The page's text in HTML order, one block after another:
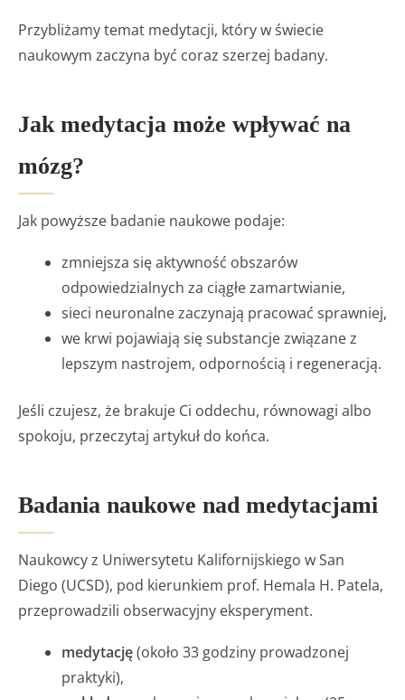
Przybliżamy temat medytacji, który w świecie
naukowym zaczyna być coraz szerzej badany.
Jak medytacja może wpływać na
mózg?
Jak powyższe badanie naukowe podaje:
zmniejsza się aktywność obszarów
odpowiedzialnych za ciągłe zamartwianie,
sieci neuronalne zaczynają pracować sprawniej,
we krwi pojawiają się substancje związane z
lepszym nastrojem, odpornością i regeneracją.
Jeśli czujesz, że brakuje Ci oddechu, równowagi albo
spokoju, przeczytaj artykuł do końca.
Badania naukowe nad medytacjami
Naukowcy z Uniwersytetu Kalifornijskiego w San
Diego (UCSD), pod kierunkiem prof. Hemala H. Patela,
przeprowadzili obserwacyjny eksperyment.
medytację(około 33 godziny prowadzonej
praktyki),